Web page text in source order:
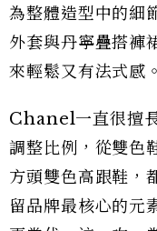
為整體造型中的
外套與丹寧疊搭褲
來輕鬆又有法式感。
Chanel一直很擅
調整比例，從雙色
方頭雙色高跟鞋，
留品牌最核心的元